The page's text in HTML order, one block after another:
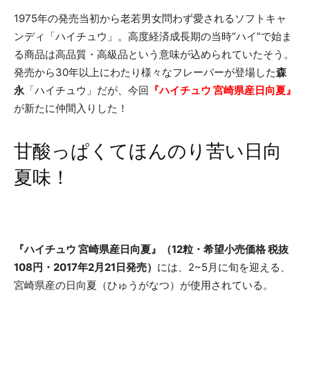
1975年の発売当初から老若男女問わず愛されるソフトキャ
ンディ「ハイチュウ」。高度経済成長期の当時“ハイ”で始ま
る商品は高品質・高級品という意味が込められていたそう。
発売から30年以上にわたり様々なフレーバーが登場した森
永 「ハイチュウ」だが、今回 『ハイチュウ 宮崎県産日向夏 』
が新たに仲間入りした！
甘酸っぱくてほんのり苦い日向
夏味！
『ハイチュウ 宮崎県産日向夏』（12粒・希望小売価格 税抜
108円・ 2017年2月21日発売） には、2~5月に旬を迎える、
宮崎県産の日向夏（ひゅうがなつ）が使用されている。